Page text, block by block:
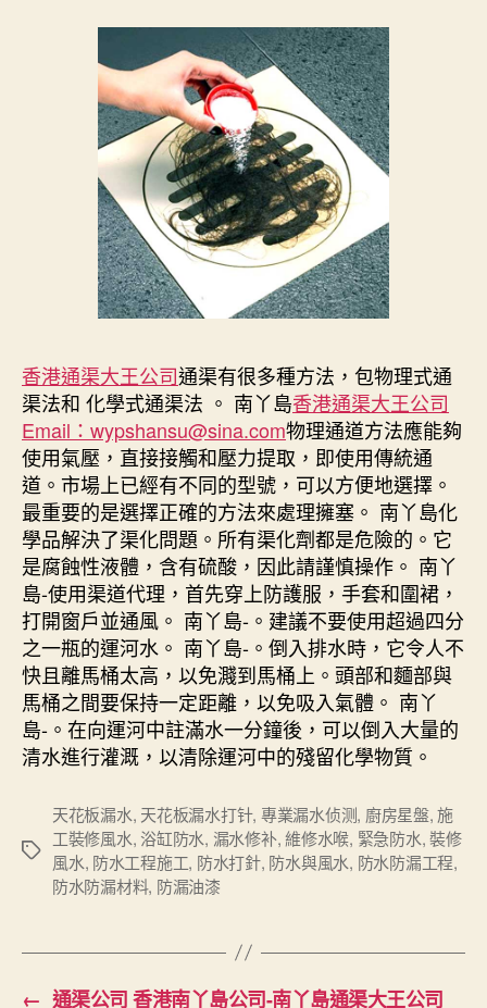
香港通渠大王公司通渠有很多種方法，包物理式通
渠法和 化學式通渠法 。 南丫島香港通渠大王公司
Email：wypshansu@sina.com物理通道方法應能夠
使用氣壓，直接接觸和壓力提取，即使用傳統通
道。市場上已經有不同的型號，可以方便地選擇。
最重要的是選擇正確的方法來處理擁塞。 南丫島化
學品解決了渠化問題。所有渠化劑都是危險的。它
是腐蝕性液體，含有硫酸，因此請謹慎操作。 南丫
島-使用渠道代理，首先穿上防護服，手套和圍裙，
打開窗戶並通風。 南丫島-。建議不要使用超過四分
之一瓶的運河水。 南丫島-。倒入排水時，它令人不
快且離馬桶太高，以免濺到馬桶上。頭部和麵部與
馬桶之間要保持一定距離，以免吸入氣體。 南丫
島-。在向運河中註滿水一分鐘後，可以倒入大量的
清水進行灌溉，以清除運河中的殘留化學物質。
Tags
天花板漏水, 天花板漏水打针, 專業漏水侦测, 廚房星盤,施
工裝修風水, 浴缸防水, 漏水修补,維修水喉, 緊急防水,裝修
風水, 防水工程施工, 防水打針, 防水與風水, 防水防漏工程,
防水防漏材料, 防漏油漆
← 通渠公司 香港南丫島公司-南丫島通渠大王公司